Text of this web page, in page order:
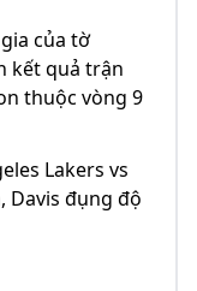
của tờ
kết quả trận
thuộc vòng 9
Lakers vs
Davis đụng độ